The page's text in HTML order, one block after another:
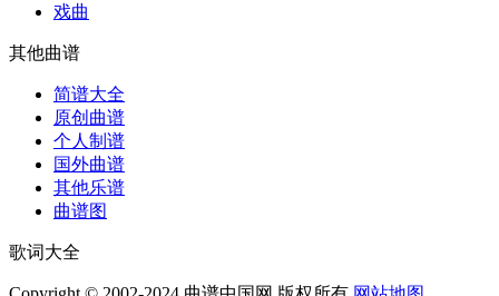
戏曲
其他曲谱
简谱大全
原创曲谱
个人制谱
国外曲谱
其他乐谱
曲谱图
歌词大全